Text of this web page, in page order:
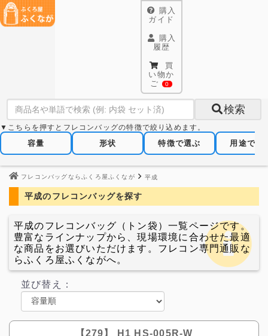
購入
ガイド
購入
履歴
買
い物か
ご
0
検索
▼こちらを押すとフレコンバッグの特徴で絞り込めます。
容量 形状 特徴で選ぶ 用途で選
フレコンバッグならふくろ屋ふくなが 平成
平成のフレコンバッグを探す
平成のフレコンバッグ（トン袋）一覧ページです。
豊富なラインナップから、現場環境に合わせた最適
な商品をお選びいただけます。フレコン専門通販な
らふくろ屋ふくながへ。
並び替え：
【279】 H1 HS-005R-W